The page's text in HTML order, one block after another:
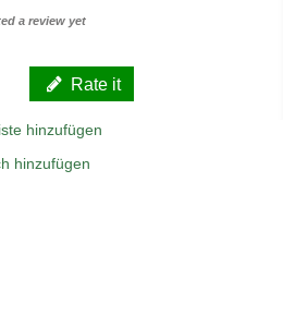
a review yet
Rate it
hinzufügen
hinzufügen